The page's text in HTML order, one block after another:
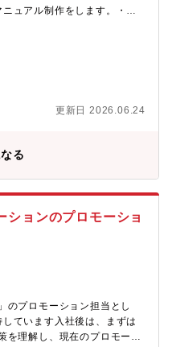
ュアル制作をします。・ク
テクニカルイラストの作成
フト・客先指定ソフトを使
はしっかりと教育しますの
、制作アシスタントとして
クスタイム制度や在宅勤務
せたマニュアル関連事業を
ーとして、そこで生まれる
ができます。自身の経験を
いと考えるあなた。ひとつ
なた。海・島・山に囲ま
れとともにその思いを実現し
クは 1987年にマニュアル企
ルやニーズ、ありたい姿や
厚生倶楽部（一般福利厚生
ャー施設、様々なサービス
自分にあったサービスを受
更新日 2026.06.24
る
ションのプロモーショ
のプロモーション担当とし
ています入社後は、まずは
理解し、現在のプロモーシ